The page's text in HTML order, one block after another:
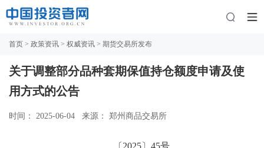
首页 > 政策资讯 > 权威资讯 > 期货交易所发布
关于调整部分品种套期保值持仓额度申请及使
用方式的公告
时间： 2025-06-04 来源： 郑州商品交易所
〔 2025〕45号